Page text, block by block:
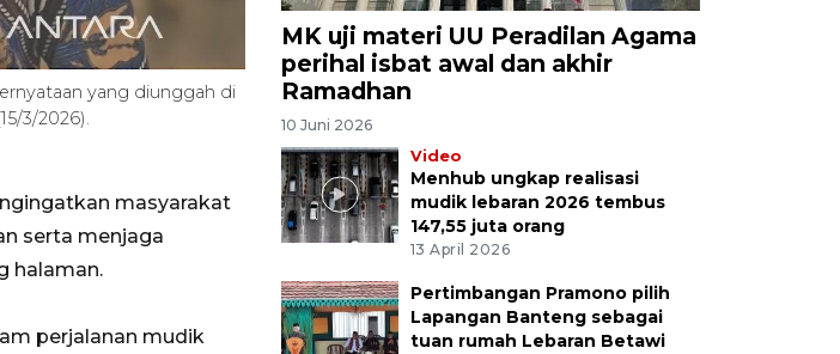
yang diunggah di
3/2026).
masyarakat
serta menjaga
halaman.
perjalanan mudik
MK uji materi UU Peradilan Agama
perihal isbat awal dan akhir
Ramadhan
10 Juni 2026
Video
Menhub ungkap realisasi
mudik lebaran 2026 tembus
147,55 juta orang
13 April 2026
Pertimbangan Pramono pilih
Lapangan Banteng sebagai
tuan rumah Lebaran Betawi